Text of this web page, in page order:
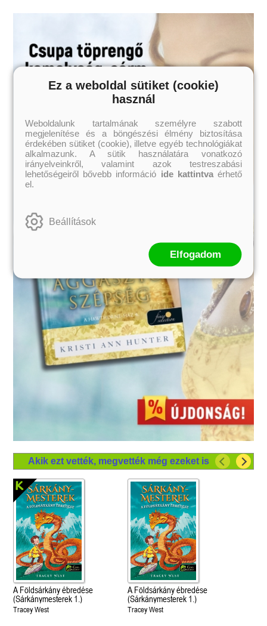
Akik ezt vették, megvették még ezeket is
A Földsárkány ébredése
(Sárkánymesterek 1.)
Tracey West
A Földsárkány ébredése
(Sárkánymesterek 1.)
Tracey West
Ez a weboldal sütiket (cookie)
használ
Weboldalunk tartalmának személyre szabott
megjelenítése és a böngészési élmény biztosítása
érdekében sütiket (cookie), illetve egyéb technológiákat
alkalmazunk. A sütik használatára vonatkozó
irányelveinkről, valamint azok testreszabási
lehetőségeiről bővebb információ ide kattintvaérhető
el.
Beállítások
Elfogadom